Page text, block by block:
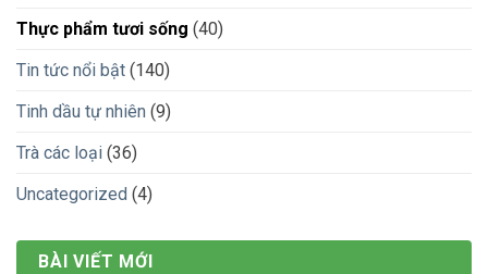
Thực phẩm tươi sống (40)
Tin tức nổi bật (140)
Tinh dầu tự nhiên (9)
Trà các loại (36)
Uncategorized (4)
BÀI VIẾT MỚI